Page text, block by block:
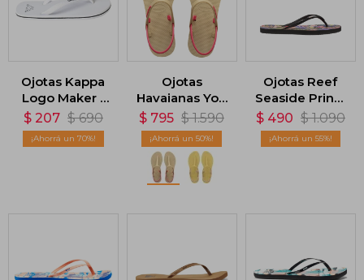
Ojotas Kappa
Logo Maker -
Blanco
$ 207 $ 690
70
Ojotas
Havaianas You
Paraty FC -
Beige
$ 795 $ 1.590
50
Ojotas Reef
Seaside Prints
- Multicolor
$ 490 $ 1.090
55